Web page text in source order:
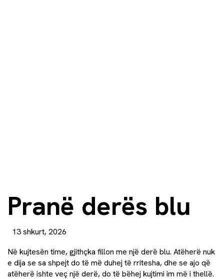
Pranë derës blu
13 shkurt, 2026
Në kujtesën time, gjithçka fillon me një derë blu. Atëherë nuk
e dija se sa shpejt do të më duhej të rritesha, dhe se ajo që
atëherë ishte veç një derë, do të bëhej kujtimi im më i thellë.